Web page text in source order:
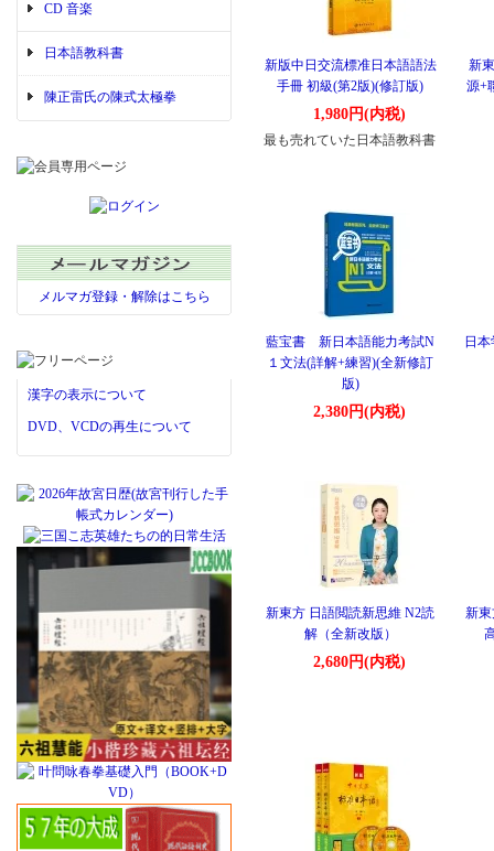
CD 音楽
日本語教科書
陳正雷氏の陳式太極拳
メルマガ登録・解除はこちら
漢字の表示について
DVD、VCDの再生について
新版中日交流標准日本語語法
手冊 初級(第2版)(修訂版)
1,980円(内税)
最も売れていた日本語教科書
新
源+
藍宝書 新日本語能力考試N
１文法(詳解+練習)(全新修訂
版)
2,380円(内税)
日
新東方 日語閲読新思維 N2読
解（全新改版）
2,680円(内税)
新東